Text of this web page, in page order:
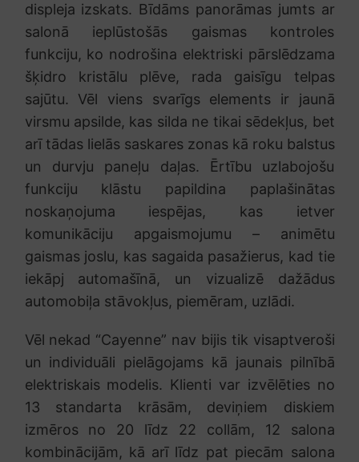
displeja izskats. Bīdāms panorāmas jumts ar
salonā ieplūstošās gaismas kontroles
funkciju, ko nodrošina elektriski pārslēdzama
šķidro kristālu plēve, rada gaisīgu telpas
sajūtu. Vēl viens svarīgs elements ir jaunā
virsmu apsilde, kas silda ne tikai sēdekļus, bet
arī tādas lielās saskares zonas kā roku balstus
un durvju paneļu daļas. Ērtību uzlabojošu
funkciju klāstu papildina paplašinātas
noskaņojuma iespējas, kas ietver
komunikāciju apgaismojumu – animētu
gaismas joslu, kas sagaida pasažierus, kad tie
iekāpj automašīnā, un vizualizē dažādus
automobiļa stāvokļus, piemēram, uzlādi.
Vēl nekad “Cayenne” nav bijis tik visaptveroši
un individuāli pielāgojams kā jaunais pilnībā
elektriskais modelis. Klienti var izvēlēties no
13 standarta krāsām, deviņiem diskiem
izmēros no 20 līdz 22 collām, 12 salona
kombinācijām, kā arī līdz pat piecām salona